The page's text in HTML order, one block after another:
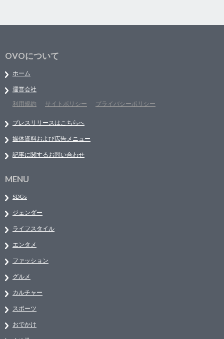
OVOについて
ホーム
運営会社
利用規約
サイトポリシー プライバシーポリシー
プレスリリースはこちらへ
媒体資料および広告メニュー
記事に関するお問い合わせ
MENU
SDGs
ジェンダー
ライフスタイル
エンタメ
ファッション
グルメ
カルチャー
スポーツ
おでかけ